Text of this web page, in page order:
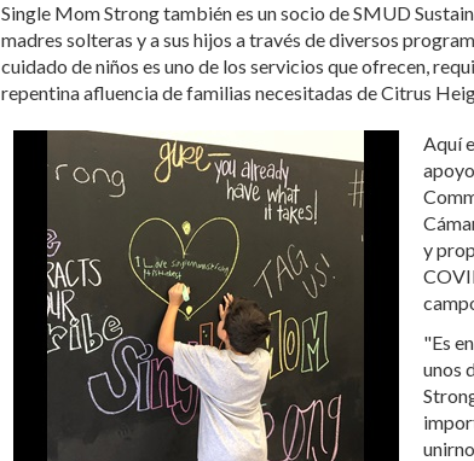
Single Mom Strong también es un socio de SMUD
madres solteras y a sus hijos a través de diversos
cuidado de niños es uno de los servicios que ofrecen,
repentina afluencia de familias necesitadas de Citrus
Aquí
y
"Es
unos